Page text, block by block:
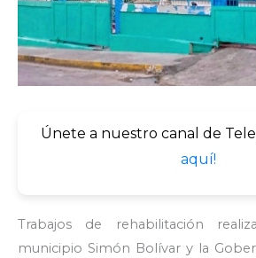
Únete a nuestro canal de
aquí!
Trabajos de rehabilitación
municipio Simón Bolívar y la